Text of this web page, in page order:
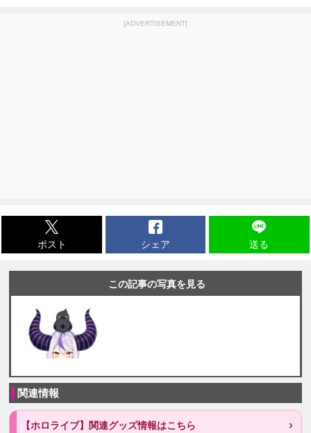
[ADVERTISEMENT]
ポスト シェア 送る
この記事の写真を見る
関連情報
【ホロライブ】関連グッズ情報はこちら